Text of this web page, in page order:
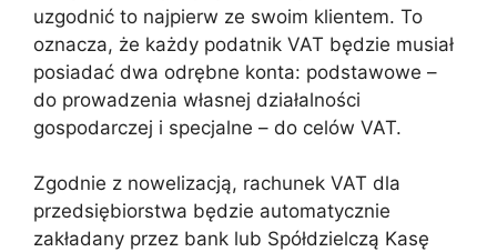
uzgodnić to najpierw ze swoim klientem. To
oznacza, że każdy podatnik VAT będzie musiał
posiadać dwa odrębne konta: podstawowe –
do prowadzenia własnej działalności
gospodarczej i specjalne – do celów VAT.
Zgodnie z nowelizacją, rachunek VAT dla
przedsiębiorstwa będzie automatycznie
zakładany przez bank lub Spółdzielczą Kasę